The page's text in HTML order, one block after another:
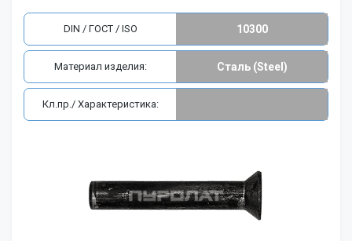
DIN / ГОСТ / ISO 10300
Материал изделия: Сталь (Steel)
Кл.пр./ Характеристика: